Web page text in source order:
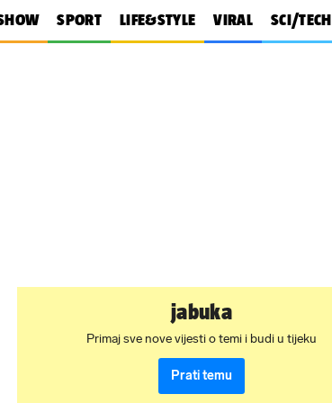
SPORT LIFE&STYLE VIRAL SCI/TECH
jabuka
Primaj sve nove vijesti o temi i budi u tijeku
Prati temu